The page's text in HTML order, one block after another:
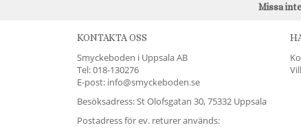
Missa
KONTAKTA OSS
Smyckeboden i Uppsala AB
Tel:018-130276
E-post: info@smyckeboden.se
Besöksadress: St Olofsgatan 30, 75332 Uppsala
Postadress för ev. returer används: